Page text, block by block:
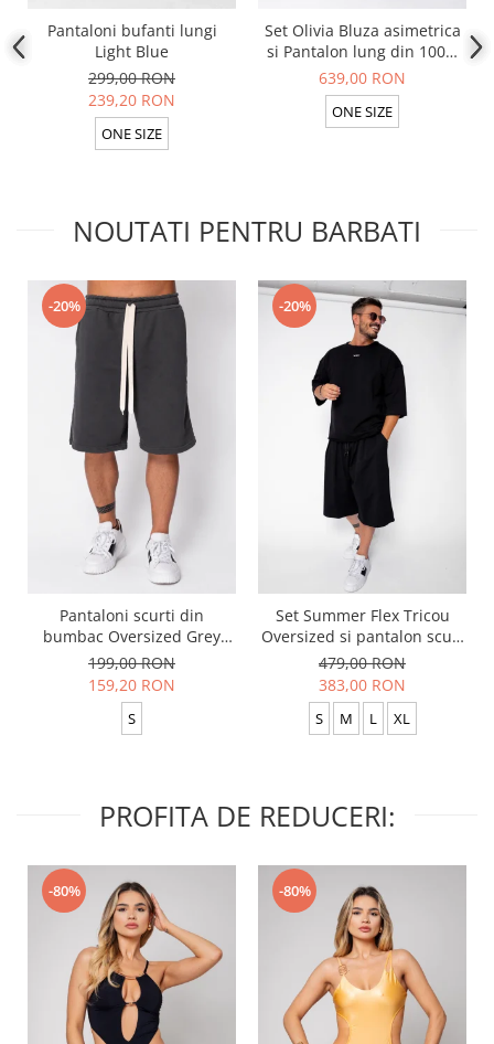
Pantaloni bufanti lungi
Light Blue
299,00 RON
239,20 RON
ONE SIZE
Set Olivia Bluza asimetrica
si Pantalon lung din 100%
in Light Olive
639,00 RON
ONE SIZE
NOUTATI PENTRU BARBATI
-20%
Pantaloni scurti din
bumbac Oversized Grey
Anthracite
199,00 RON
159,20 RON
S
-20%
Set Summer Flex Tricou
Oversized si pantalon scurt
Baggy Black
479,00 RON
383,00 RON
S M L XL
PROFITA DE REDUCERI:
-80% -80%